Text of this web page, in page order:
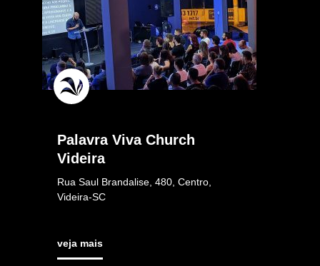
Palavra Viva Church
Videira
Rua Saul Brandalise, 480, Centro,
Videira-SC
veja mais